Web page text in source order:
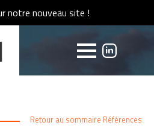
notre nouveau site !
notre nouveau site !
Retour au sommaire Références